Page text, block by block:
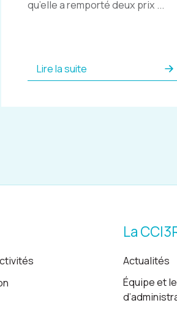
qu’elle a remporté deux prix ...
Lire la suite
La
Actualités
Équipe et